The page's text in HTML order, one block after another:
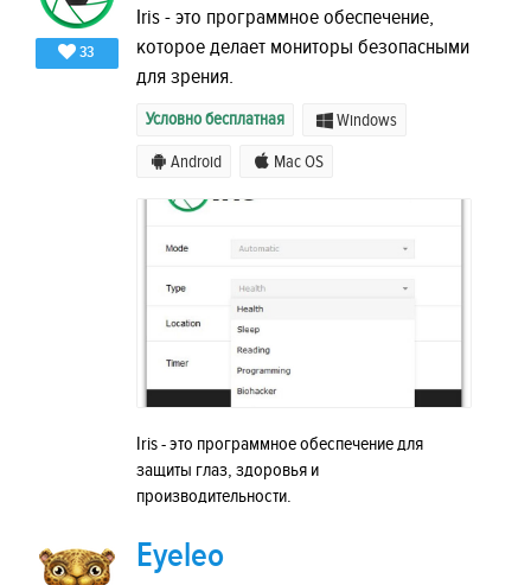
33
Iris - это программное обеспечение,
которое делает мониторы безопасными
для зрения.
Условно бесплатная Windows
Android Mac OS
Iris - это программное обеспечение для
защиты глаз, здоровья и
производительности.
Eyeleo